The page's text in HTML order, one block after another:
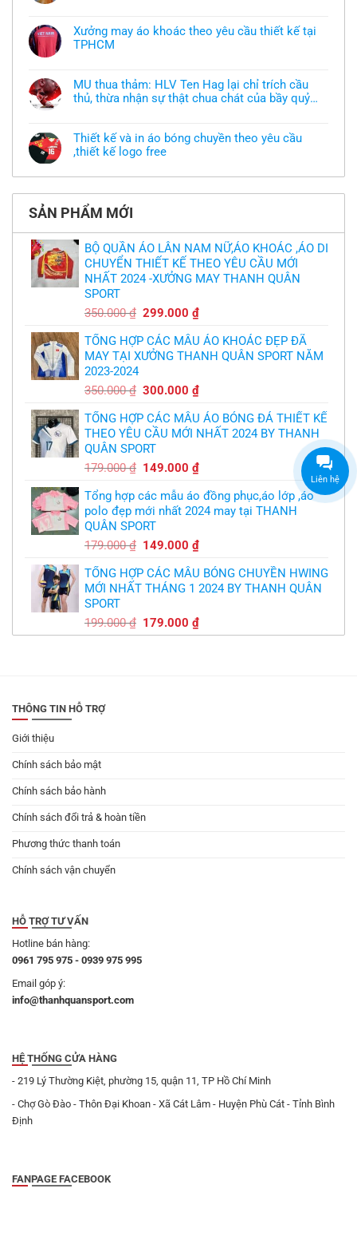
bình
luận
ở
áo
thun
đồng
chưa
có
mẫu
thì
làm
Xưởng may áo khoác theo yêu cầu thiết kế tại
TPHCM
bình
luận
ở
khoác
theo
yêu
thiết
tại
TPHCM
MU thua thảm: HLV Ten Hag lại chỉ trích cầu
thủ, thừa nhận sự thật chua chát của bầy quỷ
bình
luận
ở
thảm:
Hag
lại
trích
cầu
thủ,
thừa
nhận
sự
thật
chát
bầy
quỷ
nhỏ
Thiết kế và in áo bóng chuyền theo yêu cầu
,thiết kế logo free
có
luận
Thiết
và
in
áo
bóng
chuyền
theo
,thiết
free
SẢN PHẨM MỚI
BỘ QUẦN ÁO LÂN NAM NỮ,ÁO KHOÁC ,ÁO DI
CHUYỂN THIẾT KẾ THEO YÊU CẦU MỚI
NHẤT 2024 -XƯỞNG MAY THANH QUÂN
SPORT
350.000₫ Giá
là:
350.000 ₫.
299.000₫Giá
tại
là:
TỔNG HỢP CÁC MẪU ÁO KHOÁC ĐẸP ĐÃ
MAY TẠI XƯỞNG THANH QUÂN SPORT NĂM
2023-2024
350.000₫ Giá
là:
350.000 ₫.
300.000₫Giá
tại
là:
TỔNG HỢP CÁC MẪU ÁO BÓNG ĐÁ THIẾT KẾ
THEO YÊU CẦU MỚI NHẤT 2024 BY THANH
QUÂN SPORT
179.000₫ Giá
là:
179.000 ₫.
149.000₫Giá
tại
là:
Tổng hợp các mẫu áo đồng phục,áo lớp ,áo
polo đẹp mới nhất 2024 may tại THANH
QUÂN SPORT
179.000₫ Giá
là:
179.000 ₫.
149.000₫Giá
tại
là:
TỔNG HỢP CÁC MẪU BÓNG CHUYỀN HWING
MỚI NHẤT THÁNG 1 2024 BY THANH QUÂN
SPORT
199.000₫ Giá
gốc
179.000₫Giá
hiện
THÔNG TIN HỖ TRỢ
Giới thiệu
Chính sách bảo mật
Chính sách bảo hành
Chính sách đổi trả & hoàn tiền
Phương thức thanh toán
Chính sách vận chuyển
HỖ TRỢ TƯ VẤN
Hotline bán hàng:
0961 795 975 - 0939 975 995
Email góp ý:
info@thanhquansport.com
HỆ THỐNG CỬA HÀNG
- 219 Lý Thường Kiệt, phường 15, quận 11, TP Hồ Chí Minh
- Chợ Gò Đào - Thôn Đại Khoan - Xã Cát Lâm - Huyện Phù Cát - Tỉnh Bình
Định
FANPAGE FACEBOOK
Liên hệ